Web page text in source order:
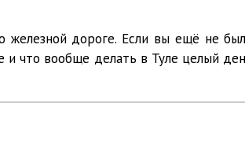
дороге. Если вы ещё не
что вообще делать в Туле целый